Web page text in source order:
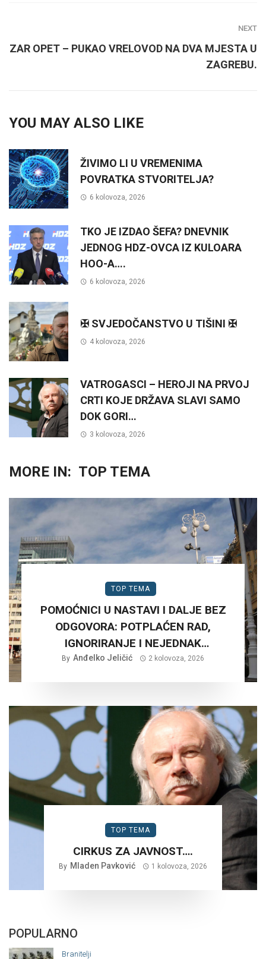
NEXT
ZAR OPET – PUKAO VRELOVOD NA DVA MJESTA U
ZAGREBU.
YOU MAY ALSO LIKE
ŽIVIMO LI U VREMENIMA
POVRATKA STVORITELJA?
6 kolovoza, 2026
TKO JE IZDAO ŠEFA? DNEVNIK
JEDNOG HDZ-OVCA IZ KULOARA
HOO-A….
6 kolovoza, 2026
✠ SVJEDOČANSTVO U TIŠINI ✠
4 kolovoza, 2026
VATROGASCI – HEROJI NA PRVOJ
CRTI KOJE DRŽAVA SLAVI SAMO
DOK GORI…
3 kolovoza, 2026
MORE IN: TOP TEMA
TOP TEMA
POMOĆNICI U NASTAVI I DALJE BEZ
ODGOVORA: POTPLAĆEN RAD,
IGNORIRANJE I NEJEDNAK
TRETMAN…
By Anđelko Jeličić 2 kolovoza, 2026
TOP TEMA
CIRKUS ZA JAVNOST….
By Mladen Pavković 1 kolovoza, 2026
POPULARNO
Branitelji